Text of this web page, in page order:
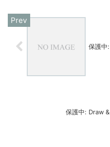
保護中
保護中: Draw